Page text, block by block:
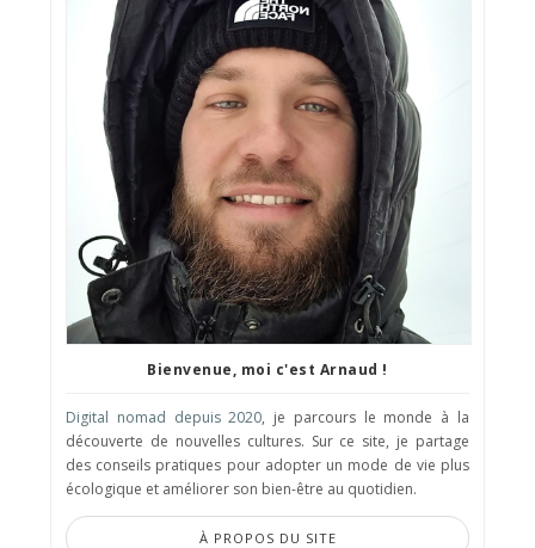
Bienvenue, moi c'est Arnaud !
Digital nomad depuis 2020, je parcours le monde à la
découverte de nouvelles cultures. Sur ce site, je partage
des conseils pratiques pour adopter un mode de vie plus
écologique et améliorer son bien-être au quotidien.
À PROPOS DU SITE